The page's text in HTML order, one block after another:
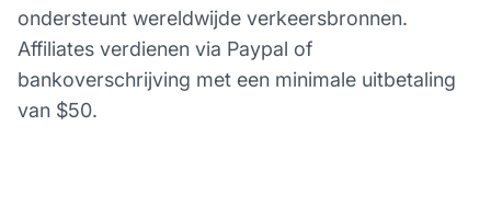
ondersteunt wereldwijde verkeersbronnen.
Affiliates verdienen via Paypal of
bankoverschrijving met een minimale uitbetaling
van $50.